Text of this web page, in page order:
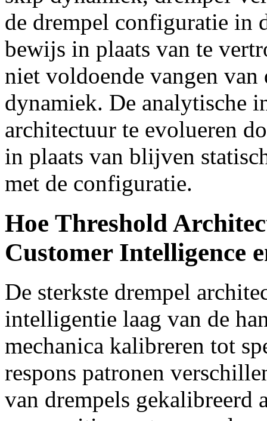
de drempel configuratie in
bewijs in plaats van te
niet voldoende vangen
dynamiek. De analytische
architectuur te evolueren
in plaats van blijven
met de configuratie.
Hoe Threshold
Customer Intelligence
De sterkste drempel
intelligentie laag van de
mechanica kalibreren tot
respons patronen
van drempels gekalibreerd